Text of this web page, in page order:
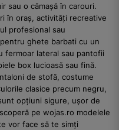
sau o cămașă în carouri.
în oraș, activități recreative
profesional sau
ghete barbati cu un
fermoar lateral sau pantofii
box lucioasă sau fină.
de stofă, costume
clasice precum negru,
opțiuni sigure, ușor de
pe wojas.ro modelele
vor face să te simți